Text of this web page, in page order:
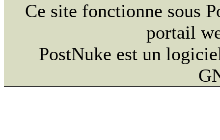
Ce site fonctionne sous
portail
PostNuke est un